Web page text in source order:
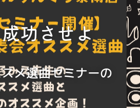
功させよ
メ選曲セミナーの